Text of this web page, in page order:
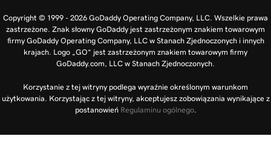
Copyright © 1999 - 2026 GoDaddy Operating Company, LLC. Wszelkie prawa
zastrzeżone. Znak słowny GoDaddy jest zastrzeżonym znakiem towarowym
firmy GoDaddy Operating Company, LLC w Stanach Zjednoczonych i innych
krajach. Logo „GO” jest zastrzeżonym znakiem towarowym firmy
GoDaddy.com, LLC w Stanach Zjednoczonych.
Korzystanie z tej witryny podlega wyraźnie określonym warunkom
użytkowania. Korzystając z tej witryny, akceptujesz zobowiązania wynikające z
postanowień Regulaminu ogólnego.